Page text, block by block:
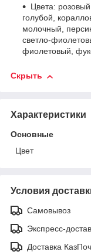
Цвета:
голубой,
молочный,
светло-
фиолетовый,
Скрыть
Характеристики
Основные
Цвет
Условия
Самовывоз
Экспресс-
Доставка